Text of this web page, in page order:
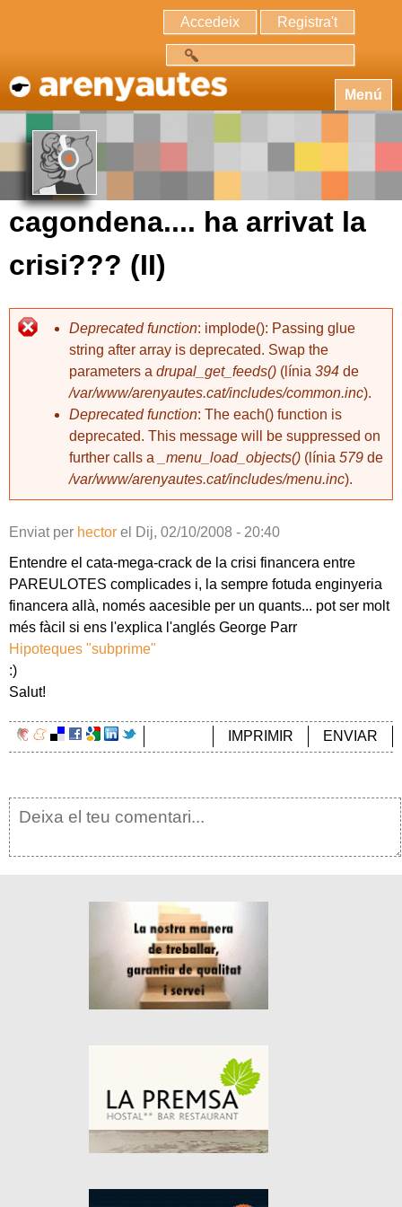
Accedeix Registra't
Menú
cagondena.... ha arrivat la
crisi??? (II)
Deprecated function: implode(): Passing glue
string after array is deprecated. Swap the
parameters a drupal_get_feeds() (línia 394 de
/var/www/arenyautes.cat/includes/common.inc).
Deprecated function: The each() function is
deprecated. This message will be suppressed on
further calls a
_menu_load_objects() (línia 579 de
/var/www/arenyautes.cat/includes/menu.inc).
Enviat per hector el
Dij, 02/10/2008 - 20:40
Entendre el cata-mega-crack de la crisi financera entre
PAREULOTES complicades i, la sempre fotuda enginyeria
financera allà, només aacesible per un quants... pot ser molt
més fàcil si ens l'explica l'anglés George Parr
Hipoteques "subprime"
:)
Salut!
ENVIAR
IMPRIMIR